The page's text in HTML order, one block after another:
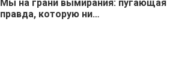
Мы на грани вымирания: пугающая
правда, которую ни…